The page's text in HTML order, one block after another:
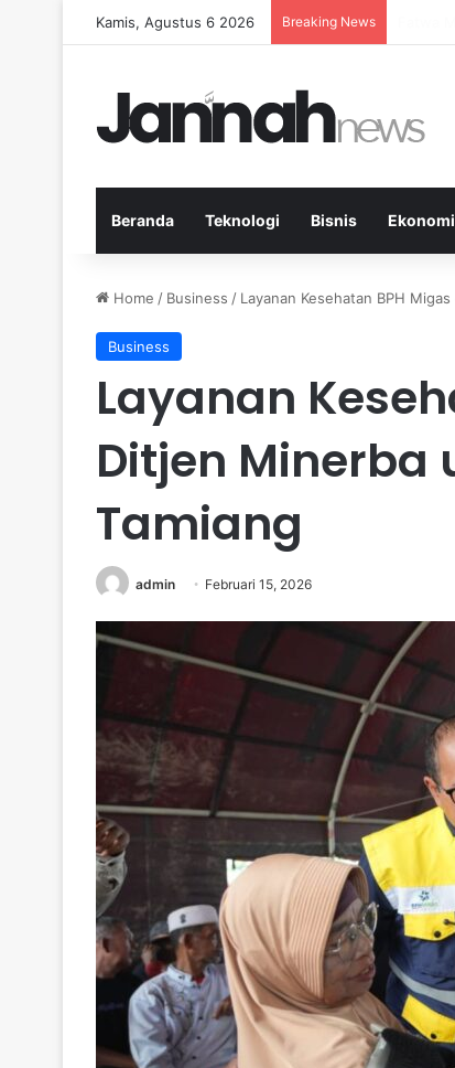
Kamis, Agustus 6 2026 Breaking News
Beranda Teknologi Bisnis Ekonomi
Home / Business / Layanan Kesehatan BPH
Business
Layanan
Ditjen Minerba
Tamiang
admin Februari 15, 2026